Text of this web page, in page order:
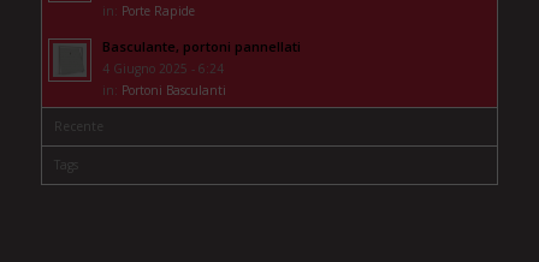
in: Porte Rapide
Basculante, portoni pannellati
4 Giugno 2025 - 6:24
in: Portoni Basculanti
Recente
Tags